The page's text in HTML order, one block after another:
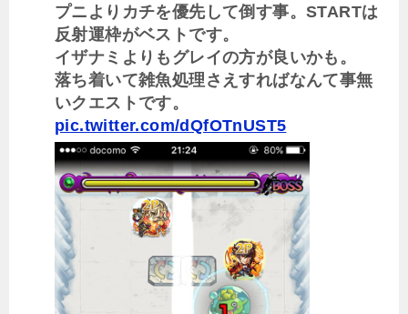
プニよりカチを優先して倒す事。STARTは
反射運枠がベストです。
イザナミよりもグレイの方が良いかも。
落ち着いて雑魚処理さえすればなんて事無
いクエストです。
pic.twitter.com/dQfOTnUST5